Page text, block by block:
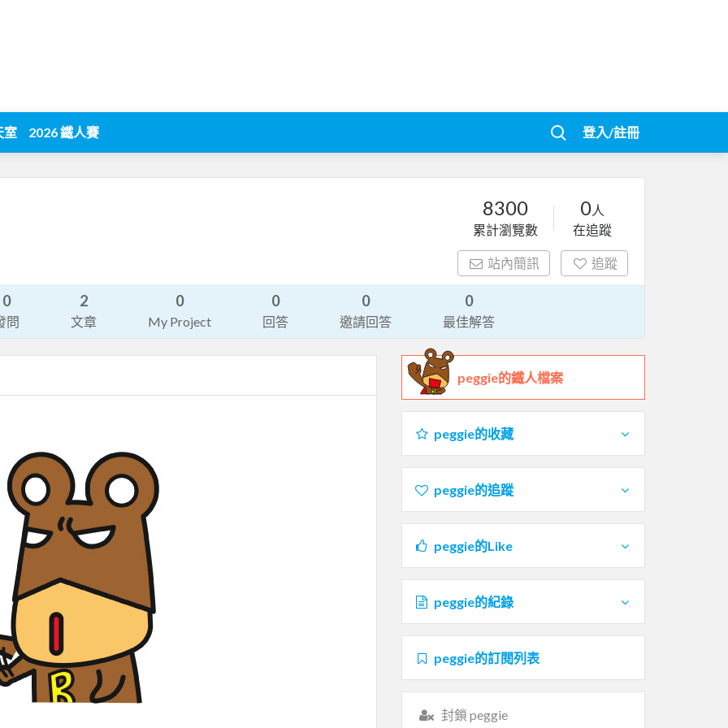
室 2026 鐵人賽 登入/註冊
8300
累計瀏覽數
0人
在追蹤
站內簡訊 追蹤
0
問
2
文章
0
My Project
0
回答
0
邀請回答
0
最佳解答
peggie的鐵人檔案
peggie的收藏
peggie的追蹤
peggie的Like
peggie的紀錄
peggie的訂閱列表
封鎖 peggie